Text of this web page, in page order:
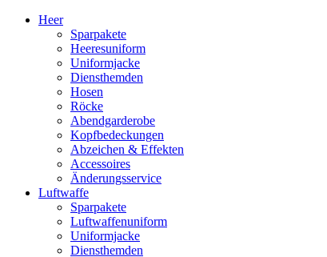
Heer
Sparpakete
Heeresuniform
Uniformjacke
Diensthemden
Hosen
Röcke
Abendgarderobe
Kopfbedeckungen
Abzeichen & Effekten
Accessoires
Änderungsservice
Luftwaffe
Sparpakete
Luftwaffenuniform
Uniformjacke
Diensthemden